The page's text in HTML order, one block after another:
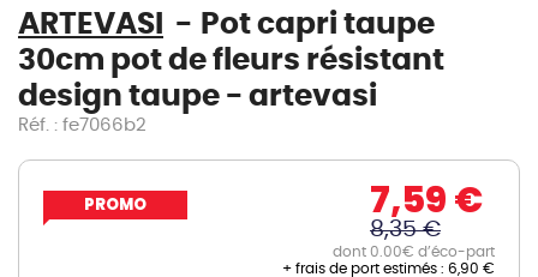
ARTEVASI
Pot capri taupe
30cm pot de fleurs résistant
design taupe - artevasi
Réf. : fe7066b2
PROMO 7,59 €
8,35 €
dont 0.00€ d’éco-part
+ frais de port estimés : 6,90 €